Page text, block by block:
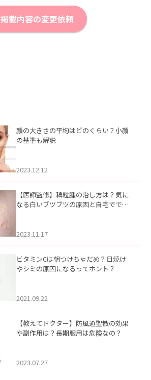
掲載内容の変更依頼
顔の大きさの平均はどのくらい？小顔
の基準も解説
2023.12.12
【医師監修】稗粒腫の治し方は？気に
なる白いブツブツの原因と自宅ででき
2023.11.17
ビタミンCは朝つけちゃだめ？日焼け
やシミの原因になるってホント？
2021.09.22
【教えてドクター】防風通聖散の効果
や副作用は？長期服用は危険なの？
2023.07.27